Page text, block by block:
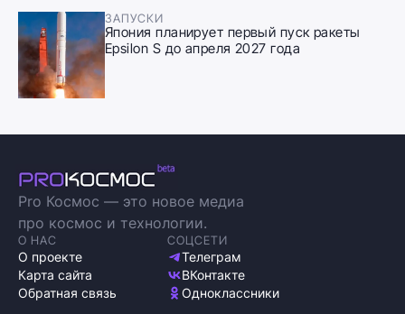
ЗАПУСКИ
Япония планирует первый пуск ракеты
Epsilon S до апреля 2027 года
Pro Космос — это новое медиа
про космос и технологии.
О НАС
О проекте
Карта сайта
Обратная связь
СОЦСЕТИ
Телеграм
ВКонтакте
Одноклассники